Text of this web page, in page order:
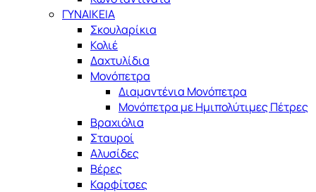
ΓΥΝΑΙΚΕΙΑ
Σκουλαρίκια
Κολιέ
Δαχτυλίδια
Μονόπετρα
Διαμαντένια Μονόπετρα
Μονόπετρα με Ημιπολύτιμες Πέτρες
Βραχιόλια
Σταυροί
Αλυσίδες
Βέρες
Καρφίτσες